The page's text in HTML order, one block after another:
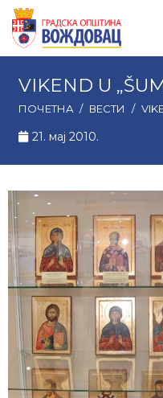
VIKEND U
ПОЧЕТНА / ВЕСТИ /
21. мај 2010.